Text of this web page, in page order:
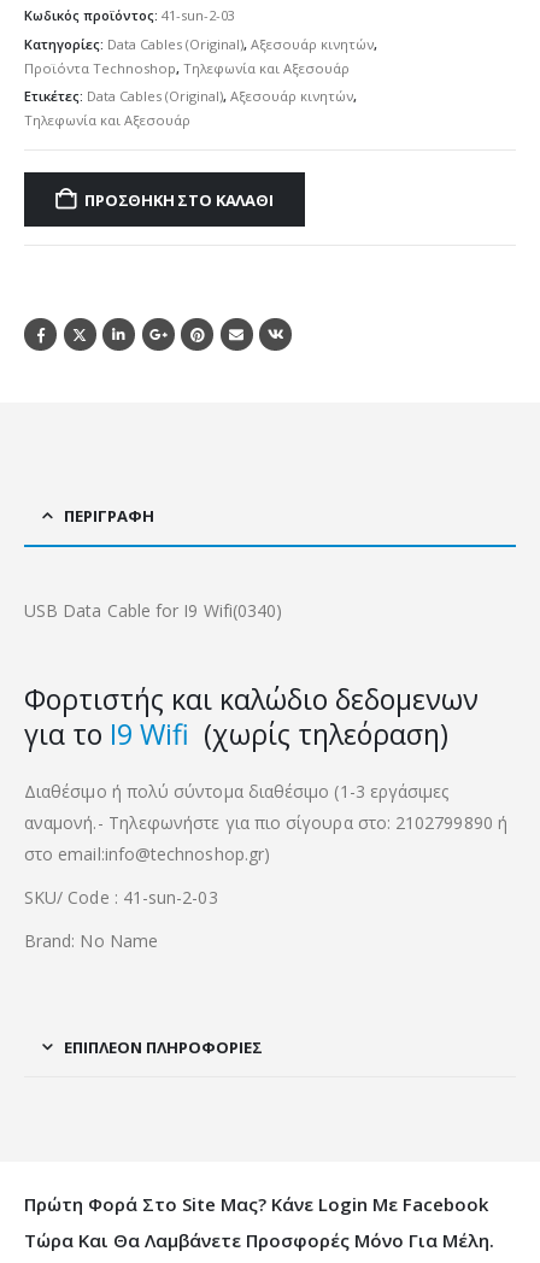
Κωδικός προϊόντος: 41-sun-2-03
Κατηγορίες: Data Cables (Original), Αξεσουάρ κινητών,
Προϊόντα Technoshop, Τηλεφωνία και Αξεσουάρ
Ετικέτες: Data Cables (Original), Αξεσουάρ κινητών,
Τηλεφωνία και Αξεσουάρ
ΠΡΟΣΘΉΚΗ ΣΤΟ ΚΑΛΆΘΙ
ΠΕΡΙΓΡΑΦΉ
USB Data Cable for I9 Wifi(0340)
Φορτιστής και καλώδιο δεδομενων
για το I9 Wifi (χωρίς τηλεόραση)
Διαθέσιμο ή πολύ σύντομα διαθέσιμο (1-3 εργάσιμες
αναμονή.- Τηλεφωνήστε για πιο σίγουρα στο: 2102799890 ή
στο email:info@technoshop.gr)
SKU/ Code : 41-sun-2-03
Brand: No Name
ΕΠΙΠΛΈΟΝ ΠΛΗΡΟΦΟΡΊΕΣ
Πρώτη Φορά Στο Site Μας? Κάνε Login Με Facebook
Τώρα Και Θα Λαμβάνετε Προσφορές Μόνο Για Μέλη.